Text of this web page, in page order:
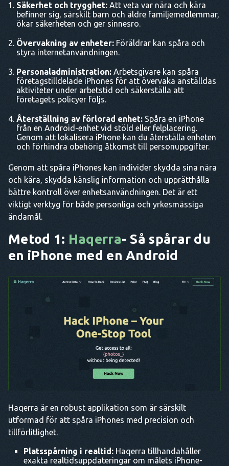
Säkerhet och trygghet: Att veta var nära och kära
befinner sig, särskilt barn och äldre familjemedlemmar,
ökar säkerheten och ger sinnesro.
Övervakning av enheter: Föräldrar kan spåra och
styra internetanvändningen.
Personaladministration: Arbetsgivare kan spåra
företagstilldelade iPhones för att övervaka anställdas
aktiviteter under arbetstid och säkerställa att
företagets policyer följs.
Återställning av förlorad enhet: Spåra en iPhone
från en Android-enhet vid stöld eller felplacering.
Genom att lokalisera iPhone kan du återställa enheten
och förhindra obehörig åtkomst till personuppgifter.
Genom att spåra iPhones kan individer skydda sina nära
och kära, skydda känslig information och upprätthålla
bättre kontroll över enhetsanvändningen. Det är ett
viktigt verktyg för både personliga och yrkesmässiga
ändamål.
Metod 1: Haqerra- Så spårar du
en iPhone med en Android
Haqerra är en robust applikation som är särskilt
utformad för att spåra iPhones med precision och
tillförlitlighet.
Platsspårning i realtid: Haqerra tillhandahåller
exakta realtidsuppdateringar om målets iPhone-